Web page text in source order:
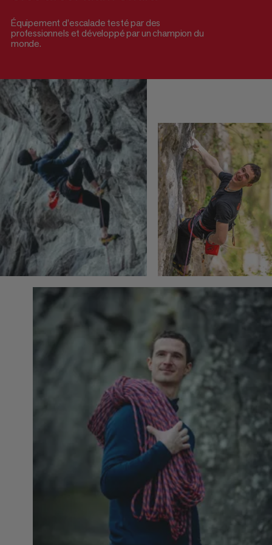
Équipement d’escalade testé par des
professionnels et développé par un champion du
monde.